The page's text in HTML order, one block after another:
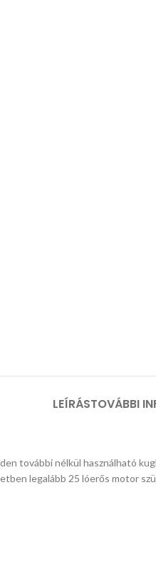
LEÍRÁSTOVÁBBI
további nélkül használható
legalább 25 lóerős motor